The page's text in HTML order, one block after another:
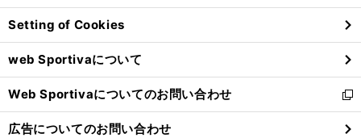
ン
ド
ウ
で
開
く
Setting of Cookies
web Sportivaについて
Web Sportivaについてのお問い合わせ
新
し
い
広告についてのお問い合わせ